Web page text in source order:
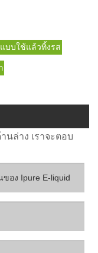
บบใช้แล้วทิ้งรส
ล่าง เราจะตอบ